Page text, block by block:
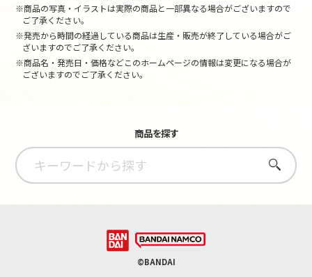
※商品の写真・イラストは実際の商品と一部異なる場合がございますので
ご了承ください。
※発売から時間の経過している商品は生産・販売が終了している場合がご
ざいますのでご了承ください。
※商品名・発売日・価格などこのホームページの情報は変更になる場合が
ございますのでご了承ください。
商品を探す
さがす
©BANDAI